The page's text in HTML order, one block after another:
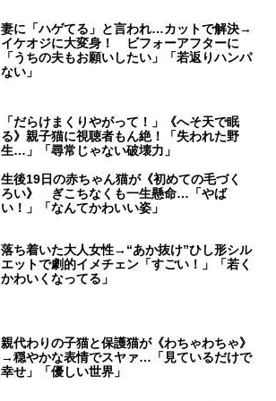
妻に「ハゲてる」と言われ…カットで解決→
イケオジに大変身！ ビフォーアフターに
「うちの夫もお願いしたい」「若返りハンパ
ない」
「だらけまくりやがって！」《へそ天で眠
る》親子猫に視聴者もん絶！「失われた野
生…」「尋常じゃない破壊力」
生後19日の赤ちゃん猫が《初めての毛づく
ろい》 ぎこちなくも一生懸命…「やば
い！」「なんてかわいい姿」
落ち着いた大人女性→“あか抜け”ひし形シル
エットで劇的イメチェン「すごい！」「若く
かわいくなってる」
親代わりの子猫と保護猫が《わちゃわちゃ》
→穏やかな表情でスヤァ…「見ているだけで
幸せ」「優しい世界」